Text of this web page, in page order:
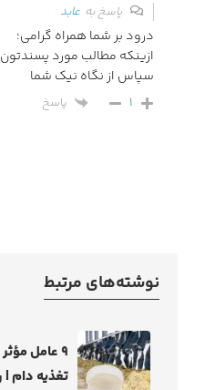
پاسخ به عابد
درود بر شما همراه گرامی؛
ازینکه مطالب مورد
سپاس از نگاه نیک شما
1 پاسخ
نوشته‌های مرتبط
۹ عامل